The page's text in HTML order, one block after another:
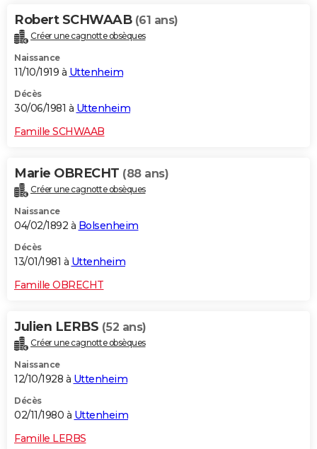
Robert SCHWAAB (61 ans)
Créer une cagnotte obsèques
Naissance
11/10/1919 à Uttenheim
Décès
30/06/1981 à Uttenheim
Famille SCHWAAB
Marie OBRECHT (88 ans)
Créer une cagnotte obsèques
Naissance
04/02/1892 à Bolsenheim
Décès
13/01/1981 à Uttenheim
Famille OBRECHT
Julien LERBS (52 ans)
Créer une cagnotte obsèques
Naissance
12/10/1928 à Uttenheim
Décès
02/11/1980 à Uttenheim
Famille LERBS